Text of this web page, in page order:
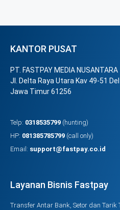
KANTOR PUSAT
PT. FASTPAY MEDIA NUSANTARA
Jl. Delta Raya Utara Kav 49-51
Jawa Timur 61256
Telp: 0318535799 (hunting)
HP: 081385785799 (call only)
Email: support@fastpay.co.id
Layanan Bisnis Fastpay
Transfer Antar Bank, Setor dan Tarik